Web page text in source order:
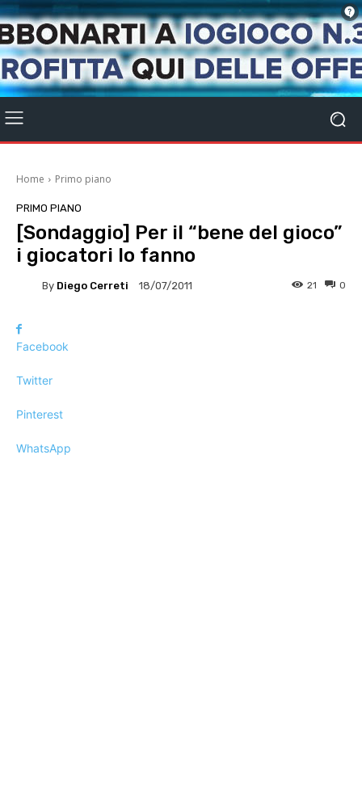
Home Primo piano
PRIMO PIANO
[Sondaggio] Per il “bene del gioco”
i giocatori lo fanno
By Diego Cerreti 18/07/2011 0
21
Facebook
Twitter
Pinterest
WhatsApp